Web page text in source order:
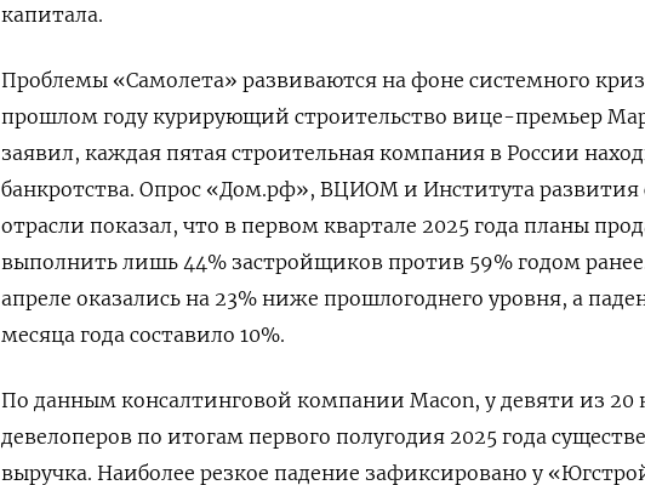
капитала.
Проблемы «Самолета» развиваются на фоне системного
прошлом году курирующий строительство вице-премьер
заявил, каждая пятая строительная компания в России
банкротства. Опрос «Дом.рф», ВЦИОМ и Института развития
отрасли показал, что в первом квартале 2025 года планы
выполнить лишь 44% застройщиков против 59% годом
апреле оказались на 23% ниже прошлогоднего уровня, а
месяца года составило 10%.
По данным консалтинговой компании Macon, у девяти из
девелоперов по итогам первого полугодия 2025 года
выручка. Наиболее резкое падение зафиксировано у